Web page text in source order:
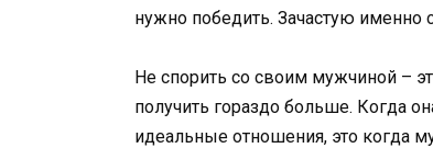
нужно победить. Зачастую именно
Не спорить со своим мужчиной –
получить гораздо больше. Когда
идеальные отношения, это когда